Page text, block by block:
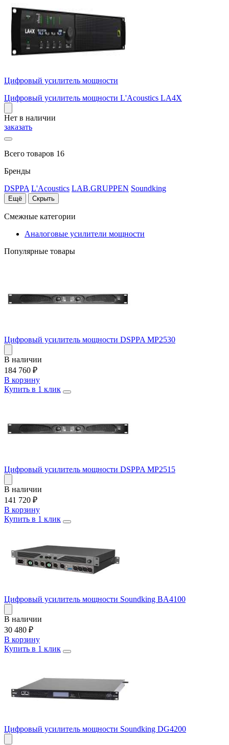
Цифровый усилитель мощности
Цифровый усилитель мощности L'Acoustics LA4X
Нет в наличии
заказать
Всего товаров 16
Бренды
DSPPA L'Acoustics LAB.GRUPPEN Soundking
Ещё Скрыть
Смежные категории
Аналоговые усилители мощности
Популярные товары
Цифровый усилитель мощности DSPPA MP2530
В наличии
184 760 ₽
В корзину
Купить в 1 клик
Цифровый усилитель мощности DSPPA MP2515
В наличии
141 720 ₽
В корзину
Купить в 1 клик
Цифровый усилитель мощности Soundking BA4100
В наличии
30 480 ₽
В корзину
Купить в 1 клик
Цифровый усилитель мощности Soundking DG4200